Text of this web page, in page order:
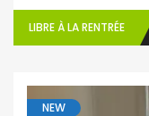
LIBRE À LA RENTRÉE
NEW